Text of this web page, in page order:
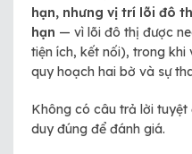
hạn, nhưng vị trí lõi đô
hạn — vì lõi đô thị được
tiện ích, kết nối), trong
quy hoạch hai bờ và sự
Không có câu trả lời
duy đúng để đánh giá.